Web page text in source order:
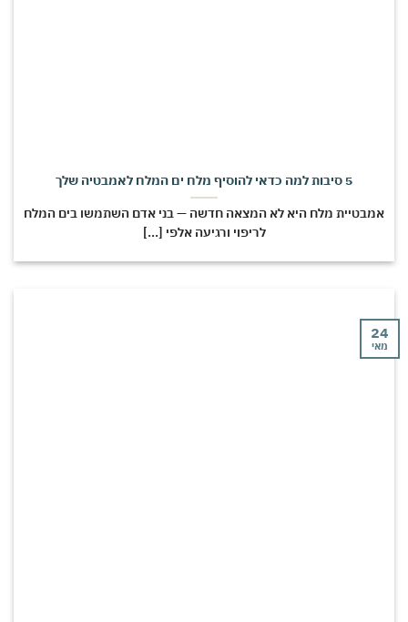
מלח היא לא המצאה חדשה — בני אדם השתמשו בים המלח
לריפוי ורגיעה אלפי [...]